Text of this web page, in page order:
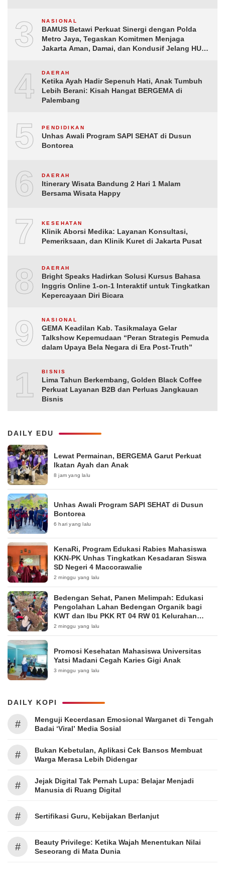
3
NASIONAL
BAMUS Betawi Perkuat Sinergi dengan Polda
Metro Jaya, Tegaskan Komitmen Menjaga
Jakarta Aman, Damai, dan Kondusif Jelang HUT
4 DAERAH
Ketika Ayah Hadir Sepenuh Hati, Anak Tumbuh
Lebih Berani: Kisah Hangat BERGEMA di
Palembang
5 PENDIDIKAN
Unhas Awali Program SAPI SEHAT di Dusun
Bontorea
6 DAERAH
Itinerary Wisata Bandung 2 Hari 1 Malam
Bersama Wisata Happy
7 KESEHATAN
Klinik Aborsi Medika: Layanan Konsultasi,
Pemeriksaan, dan Klinik Kuret di Jakarta Pusat
8 DAERAH
Bright Speaks Hadirkan Solusi Kursus Bahasa
Inggris Online 1-on-1 Interaktif untuk Tingkatkan
Kepercayaan Diri Bicara
9 NASIONAL
GEMA Keadilan Kab. Tasikmalaya Gelar
Talkshow Kepemudaan “Peran Strategis Pemuda
dalam Upaya Bela Negara di Era Post-Truth”
10BISNIS
Lima Tahun Berkembang, Golden Black Coffee
Perkuat Layanan B2B dan Perluas Jangkauan
Bisnis
DAILY EDU
Lewat Permainan, BERGEMA Garut Perkuat
Ikatan Ayah dan Anak
8 jam yang lalu
Unhas Awali Program SAPI SEHAT di Dusun
Bontorea
6 hari yang lalu
KenaRi, Program Edukasi Rabies Mahasiswa
KKN-PK Unhas Tingkatkan Kesadaran Siswa
SD Negeri 4 Maccorawalie
2 minggu yang lalu
Bedengan Sehat, Panen Melimpah: Edukasi
Pengolahan Lahan Bedengan Organik bagi
KWT dan Ibu PKK RT 04 RW 01 Kelurahan
Pakintelan
2 minggu yang lalu
Promosi Kesehatan Mahasiswa Universitas
Yatsi Madani Cegah Karies Gigi Anak
3 minggu yang lalu
DAILY KOPI
#
Menguji Kecerdasan Emosional Warganet di Tengah
Badai ‘Viral’ Media Sosial
#
Bukan Kebetulan, Aplikasi Cek Bansos Membuat
Warga Merasa Lebih Didengar
#
Jejak Digital Tak Pernah Lupa: Belajar Menjadi
Manusia di Ruang Digital
# Sertifikasi Guru, Kebijakan Berlanjut
#
Beauty Privilege: Ketika Wajah Menentukan Nilai
Seseorang di Mata Dunia